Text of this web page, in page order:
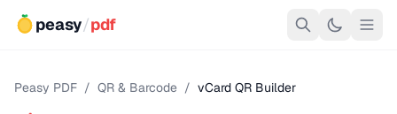
peasy/pdf
Peasy PDF / QR & Barcode / vCard QR Builder